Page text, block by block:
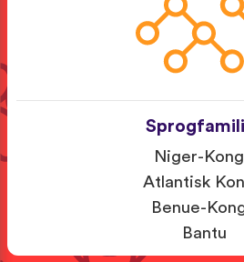
Niger-
Atlantisk
Benue-
Bantu